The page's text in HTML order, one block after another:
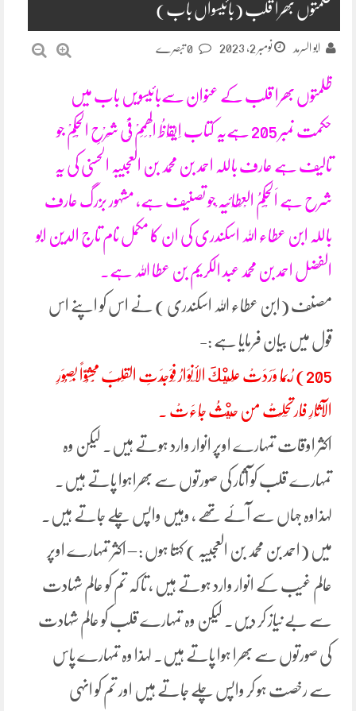
ظلمتوں بھرا قلب (بائیسواں باب)
ابو السرمد نومبر 2, 2023
ظلمتوں بھرا قلب کے عنوان سےبائیسویں باب میں
حکمت نمبر 205 ہےیہ کتاب اِیْقَاظُ الْھِمَمْ فِیْ شَرْحِ الْحِکَمْ جو
تالیف ہے عارف باللہ احمد بن محمد بن العجیبہ الحسنی کی یہ
شرح ہے اَلْحِکَمُ الْعِطَائِیَہ ْجو تصنیف ہے، مشہور بزرگ عارف
باللہ ابن عطاء اللہ اسکندری کی ان کا مکمل نام تاج الدین ابو
الفضل احمد بن محمد عبد الکریم بن عطا اللہ ہے۔
مصنف (ابن عطاء اللہ اسکندری ) نے اس کو اپنے اس
قول میں بیان فرمایا ہے :-
205) رُبَّمَا وَرَدَتْ عَلَيْكَ الأَنْوَارُ فَوَجَدَتِ القَلْبَ مَحْشُوَّاً بِصُوَرِ
الآثَارِ فَارتَحَلَتْ من حَيْثُ جَاءَتْ .
اکثر اوقات تمہارے اوپر انوار وارد ہوتے ہیں۔ لیکن وہ
تمہارے قلب کو آثار کی صورتوں سے بھراہوا پاتے ہیں۔
لہذاوہ جہاں سے آئے تھے ، وہیں واپس چلے جاتے ہیں۔
میں (احمد بن محمد بن العجیبہ ) کہتا ہوں : – اکثر تمہارے اوپر
عالم غیب کے انوار وارد ہوتے ہیں ، تا کہ تم کو عالم شہادت
سے بے نیاز کر دیں۔ لیکن وہ تمہارے قلب کو عالم شہادت
کی صورتوں سے بھرا ہوا پاتے ہیں۔ لہذا وہ تمہارے پاس
سے رخصت ہو کر واپس چلے جاتے ہیں اور تم کو انہی